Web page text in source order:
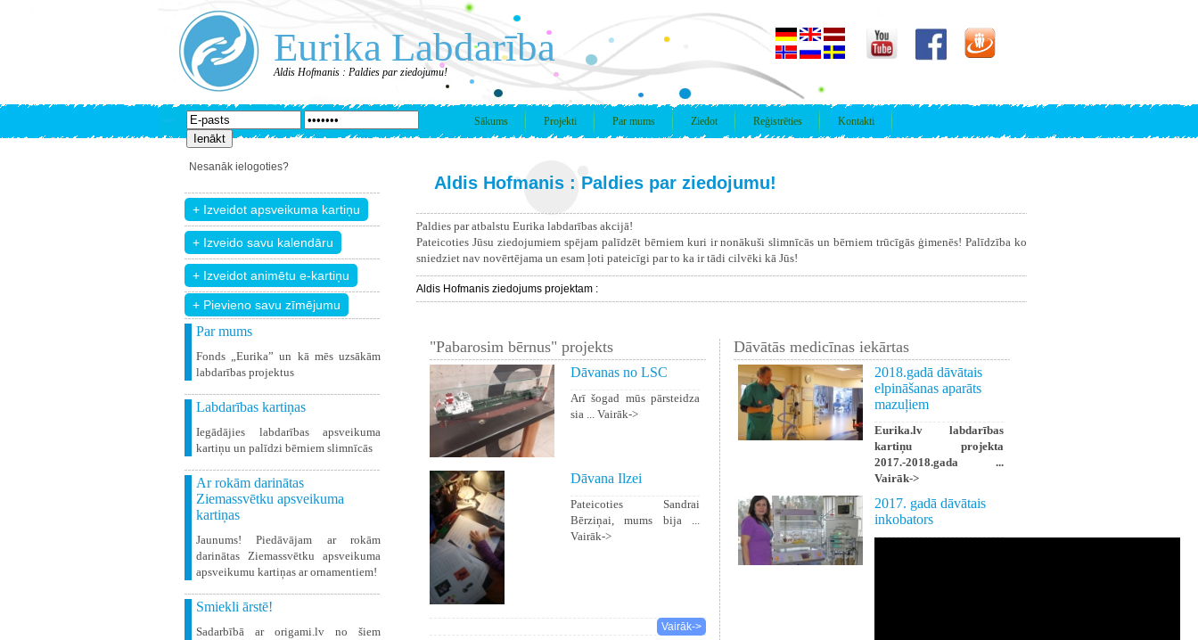
Eurika Labdarība
Aldis Hofmanis : Paldies par ziedojumu!
Sākums Projekti Par mums Ziedot Reģistrēties Kontakti
Nesanāk ielogoties?
+ Pievieno savu zīmējumu
Par mums
Fonds „Eurika” un kā mēs uzsākām
labdarības projektus
Labdarības kartiņas
Iegādājies labdarības apsveikuma
kartiņu un palīdzi bērniem slimnīcās
Ar rokām darinātas
Ziemassvētku apsveikuma
kartiņas
Jaunums! Piedāvājam ar rokām
darinātas Ziemassvētku apsveikuma
apsveikumu kartiņas ar ornamentiem!
Smiekli ārstē!
Sadarbībā ar origami.lv no šiem
Aldis Hofmanis : Paldies par ziedojumu!
Paldies par atbalstu Eurika labdarības akcijā!
Pateicoties Jūsu ziedojumiem spējam palīdzēt bērniem kuri ir nonākuši slimnīcās un bērniem trūcīgās ģimenēs! Palīdzība ko
sniedziet nav novērtējama un esam ļoti pateicīgi par to ka ir tādi cilvēki kā Jūs!
Aldis Hofmanis ziedojums projektam :
"Pabarosim bērnus" projekts
Dāvanas no LSC
Arī šogad mūs pārsteidza
sia ... Vairāk->
Dāvana Ilzei
Pateicoties Sandrai
Bērziņai, mums bija ...
Vairāk->
Vairāk->
Dāvātās medicīnas iekārtas
2018.gadā dāvātais
elpināšanas aparāts
mazuļiem
Eurika.lv labdarības
kartiņu projekta
2017.-2018.gada ...
Vairāk->
2017. gadā dāvātais
inkobators